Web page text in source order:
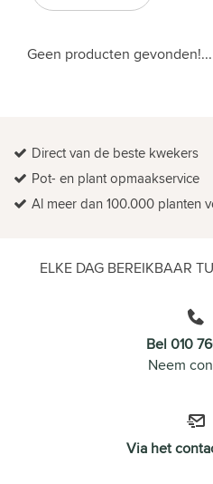
Geen producten gevonden!...
Direct van de beste kwekers
Pot- en plant opmaakservice
Al meer dan 100.000 planten
ELKE DAG BEREIKBAAR
Bel 010
Neem
Via het